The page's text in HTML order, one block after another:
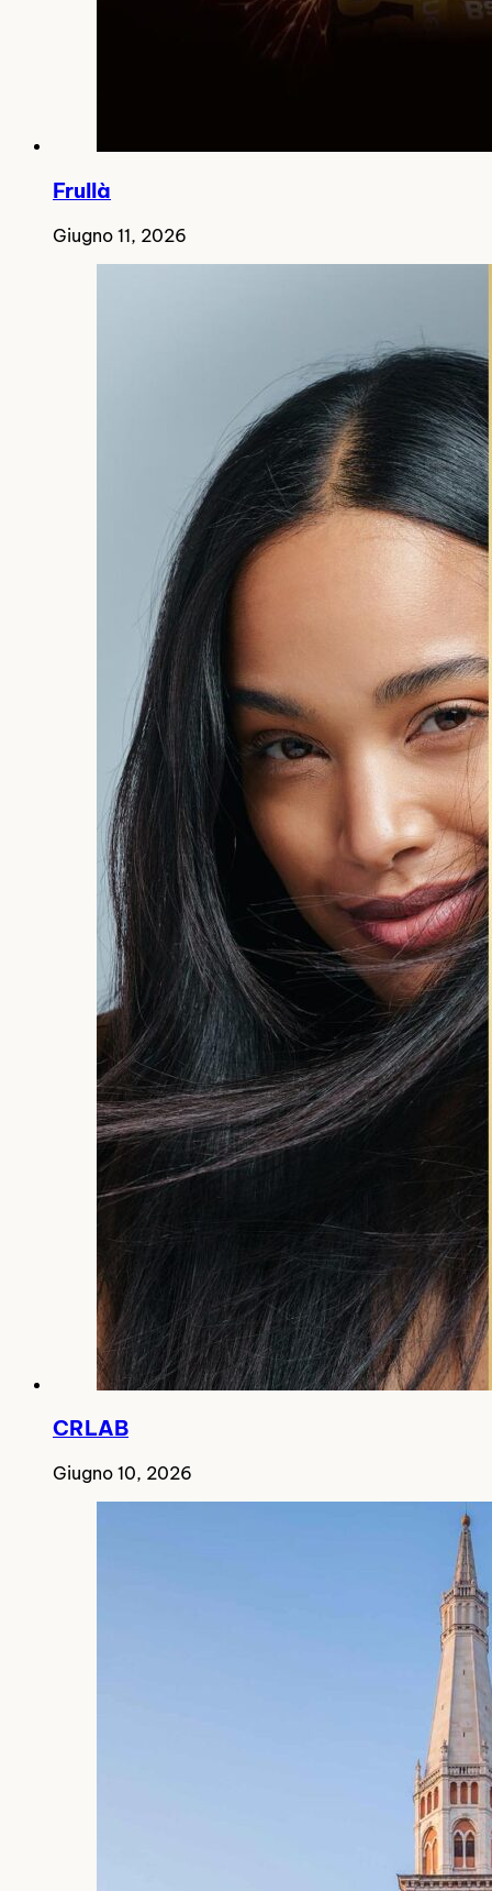
Frullà
Giugno 11, 2026
CRLAB
Giugno 10, 2026